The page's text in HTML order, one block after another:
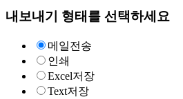
내보내기 형태를 선택하세요
메일전송
인쇄
Excel저장
Text저장